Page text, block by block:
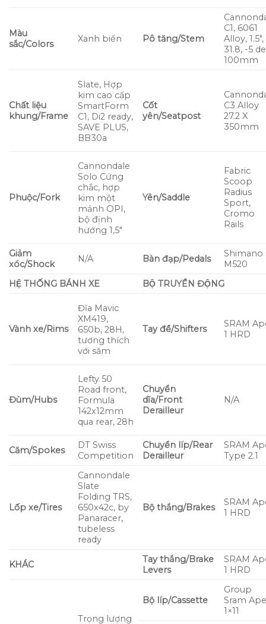
Màu
sắc/Colors
Xanh biển Pô tăng/Stem
C1, 6061
Alloy, 1.5″,
31.8, -5
100mm
Chất liệu
khung/Frame
Slate, Hợp
kim cao cấp
SmartForm
C1, Di2 ready,
SAVE PLUS,
BB30a
Cốt
yên/Seatpost
C3 Alloy
27.2 X
350mm
Phuộc/Fork
Cannondale
Solo Cứng
chắc, hợp
kim một
mảnh OPI,
bộ định
hướng 1,5″
Yên/Saddle
Fabric
Scoop
Radius
Sport,
Cromo
Rails
Giảm
xóc/Shock
N/A Bàn đạp/Pedals
Shimano
M520
HỆ THỐNG BÁNH XE
BỘ TRUYỀN ĐỘNG
Vành xe/Rims
Đĩa Mavic
XM419,
650b, 28H,
tương thích
với săm
Tay đề/Shifters
SRAM
1 HRD
Đùm/Hubs
Lefty 50
Road front,
Formula
142x12mm
qua rear, 28h
Chuyển
dĩa/Front
Derailleur
N/A
Căm/Spokes
DT Swiss
Competition
Chuyển líp/Rear
Derailleur
SRAM
Type 2.1
Lốp xe/Tires
Cannondale
Slate
Folding TRS,
650x42c, by
Panaracer,
tubeless
ready
Bộ thắng/Brakes
SRAM
1 HRD
KHÁC
Tay thắng/Brake
Levers
SRAM
1 HRD
Trọng lượng
Bộ líp/Cassette
Group
Sram
1×11